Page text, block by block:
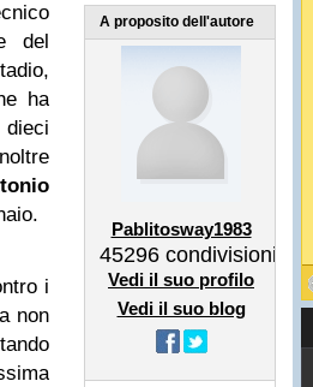
del
ha
i
non
A proposito dell'autore
Pablitosway1983
45296 condivisioni
Vedi il suo profilo
Vedi il suo blog